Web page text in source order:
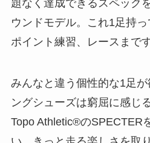
題なく達成できるスペック
ウンドモデル。これ1足持
ポイント練習、レースまで
みんなと違う個性的な1足
ングシューズは窮屈に感じ
Topo Athletic®︎のSPECTER